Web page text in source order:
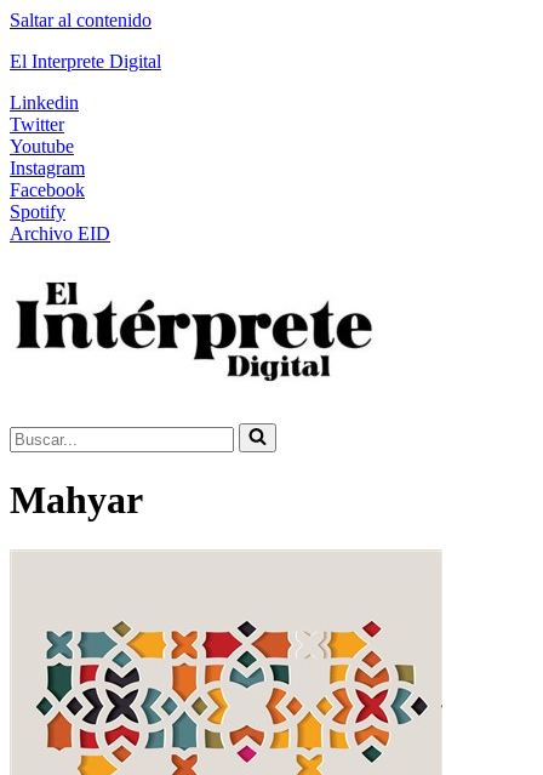
Saltar al contenido
El Interprete Digital
Linkedin
Twitter
Youtube
Instagram
Facebook
Spotify
Archivo EID
Buscar...
Mahyar